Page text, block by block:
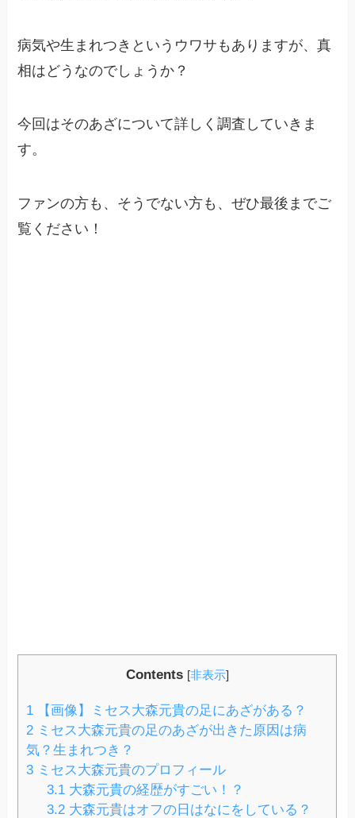
病気や生まれつきというウワサもありますが、真
相はどうなのでしょうか？
今回はそのあざについて詳しく調査していきま
す。
ファンの方も、そうでない方も、ぜひ最後までご
覧ください！
Contents [非表示]
1 【画像】ミセス大森元貴の足にあざがある？
2 ミセス大森元貴の足のあざが出きた原因は病
気？生まれつき？
3 ミセス大森元貴のプロフィール
3.1大森元貴の経歴がすごい！？
3.2大森元貴はオフの日はなにをしている？